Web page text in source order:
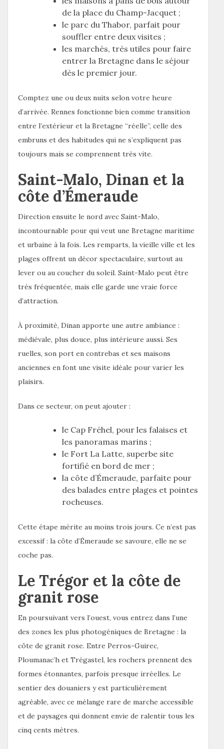
de la place du Champ-Jacquet ;
le parc du Thabor, parfait pour
souffler entre deux visites ;
les marchés, très utiles pour faire
entrer la Bretagne dans le séjour
dès le premier jour.
Comptez une ou deux nuits selon votre heure
d’arrivée. Rennes fonctionne bien comme transition
entre l’extérieur et la Bretagne “réelle”, celle des
embruns et des habitudes qui ne s’expliquent pas
toujours mais se comprennent très vite.
Saint-Malo, Dinan et la
côte d’Émeraude
Direction ensuite le nord avec Saint-Malo,
incontournable pour qui veut une Bretagne maritime
et urbaine à la fois. Les remparts, la vieille ville et les
plages offrent un décor spectaculaire, surtout au
lever ou au coucher du soleil. Saint-Malo peut être
très fréquentée, mais elle garde une vraie force
d’attraction.
À proximité, Dinan apporte une autre ambiance :
médiévale, plus douce, plus intérieure aussi. Ses
ruelles, son port en contrebas et ses maisons
anciennes en font une visite idéale pour varier les
plaisirs.
Dans ce secteur, on peut ajouter :
le Cap Fréhel, pour les falaises et
les panoramas marins ;
le Fort La Latte, superbe site
fortifié en bord de mer ;
la côte d’Émeraude, parfaite pour
des balades entre plages et pointes
rocheuses.
Cette étape mérite au moins trois jours. Ce n’est pas
excessif : la côte d’Émeraude se savoure, elle ne se
coche pas.
Le Trégor et la côte de
granit rose
En poursuivant vers l’ouest, vous entrez dans l’une
des zones les plus photogéniques de Bretagne : la
côte de granit rose. Entre Perros-Guirec,
Ploumanac’h et Trégastel, les rochers prennent des
formes étonnantes, parfois presque irréelles. Le
sentier des douaniers y est particulièrement
agréable, avec ce mélange rare de marche accessible
et de paysages qui donnent envie de ralentir tous les
cinq cents mètres.